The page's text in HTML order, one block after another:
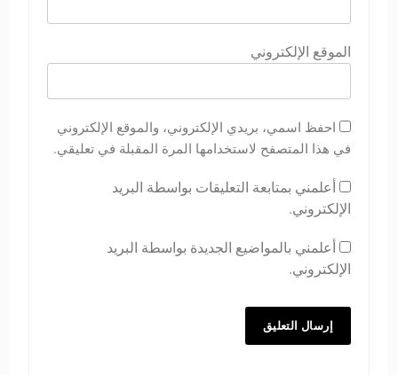
الموقع الإلكتروني
احفظ اسمي، بريدي الإلكتروني، والموقع الإلكتروني
في هذا المتصفح لاستخدامها المرة المقبلة في تعليقي.
أعلمني بمتابعة التعليقات بواسطة البريد
الإلكتروني.
أعلمني بالمواضيع الجديدة بواسطة البريد
الإلكتروني.